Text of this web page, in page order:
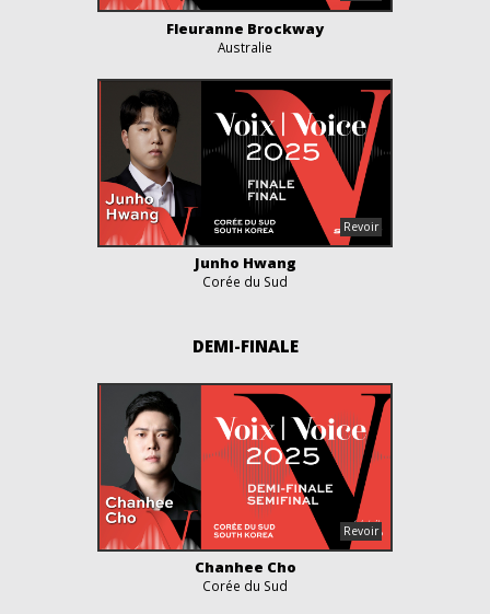
Fleuranne Brockway
Australie
Junho Hwang
Corée du Sud
DEMI-FINALE
Chanhee Cho
Corée du Sud